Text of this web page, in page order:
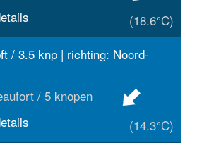
(18.6°C)
/ 3.5 knp | richting: Noord-
/ 5 knopen
(14.3°C)